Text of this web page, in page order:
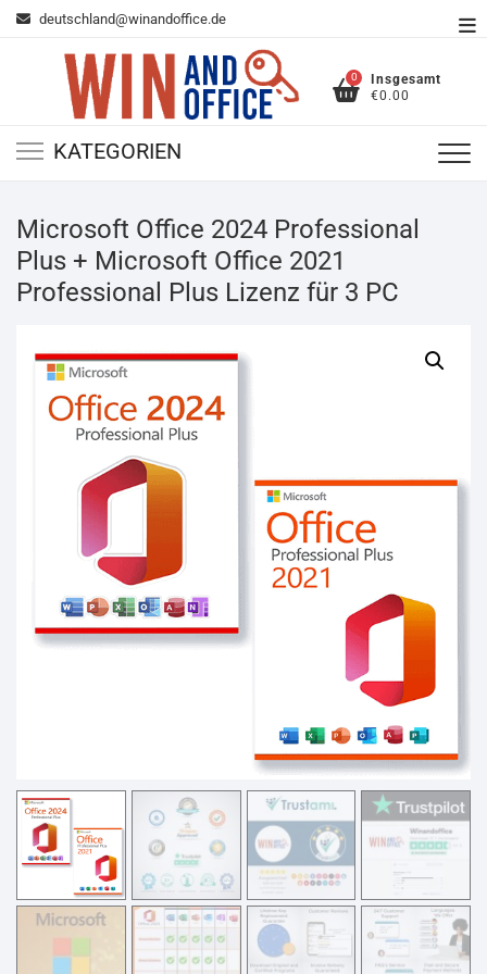
Zum deutschland@winandoffice.de
0
Insgesamt
€0.00
KATEGORIEN
Microsoft Office 2024 Professional
Plus + Microsoft Office 2021
Professional Plus Lizenz für 3 PC